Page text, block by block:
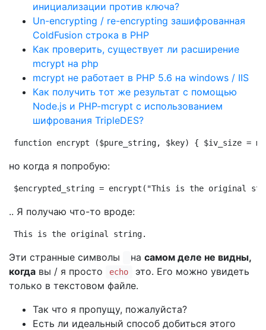
инициализации против ключа?
Un-encrypting / re-encrypting зашифрованная
ColdFusion строка в PHP
Как проверить, существует ли расширение
mcrypt на php
mcrypt не работает в PHP 5.6 на windows / IIS
Как получить тот же результат с помощью
Node.js и PHP-mcrypt с использованием
шифрования TripleDES?
function encrypt ($pure_string, $key) { $iv_size =
но когда я попробую:
$encrypted_string = encrypt("This is the original
.. Я получаю что-то вроде:
This is the original string.
Эти странные символы на самом деле не видны,
когда вы / я просто echo
это. Его можно увидеть
только в текстовом файле.
Так что я пропущу, пожалуйста?
Есть ли идеальный способ добиться этого